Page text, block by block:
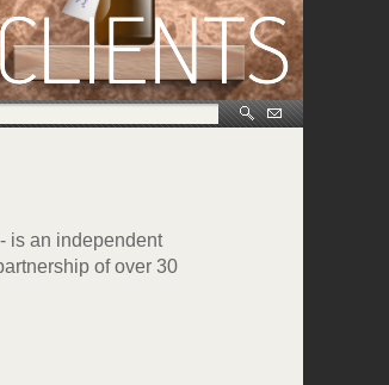
is an independent
of over 30